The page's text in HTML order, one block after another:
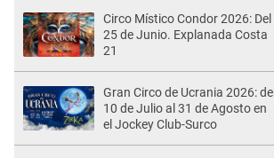
Circo Místico Condor 2026: Del
25 de Junio. Explanada Costa
21
Gran Circo de Ucrania 2026: del
10 de Julio al 31 de Agosto en
el Jockey Club-Surco